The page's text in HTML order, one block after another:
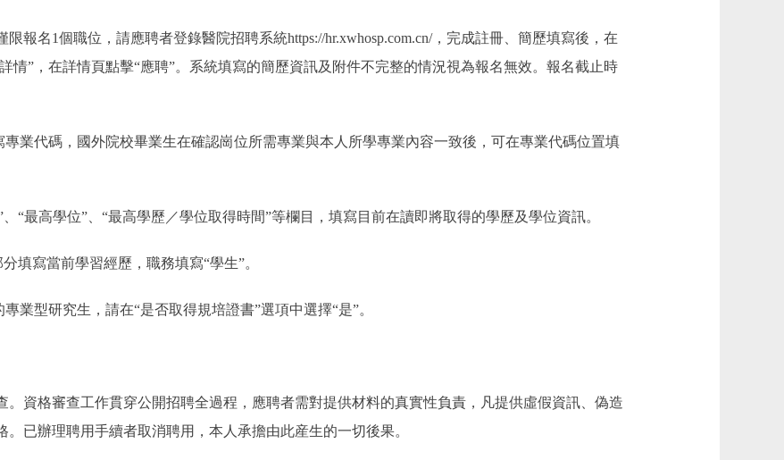
名1個職位，請應聘者登錄醫院招聘系統https://hr.xwhosp.com.cn/，完成註冊、簡歷填寫後，在
情”，在詳情頁點擊“應聘”。系統填寫的簡歷資訊及附件不完整的情況視為報名無效。報名截止時
代碼，國外院校畢業生在確認崗位所需專業與本人所學專業內容一致後，可在專業代碼位置填
最高學位”、“最高學歷／學位取得時間”等欄目，填寫目前在讀即將取得的學歷及學位資訊。
寫當前學習經歷，職務填寫“學生”。
型研究生，請在“是否取得規培證書”選項中選擇“是”。
格審查工作貫穿公開招聘全過程，應聘者需對提供材料的真實性負責，凡提供虛假資訊、偽造
已辦理聘用手續者取消聘用，本人承擔由此産生的一切後果。